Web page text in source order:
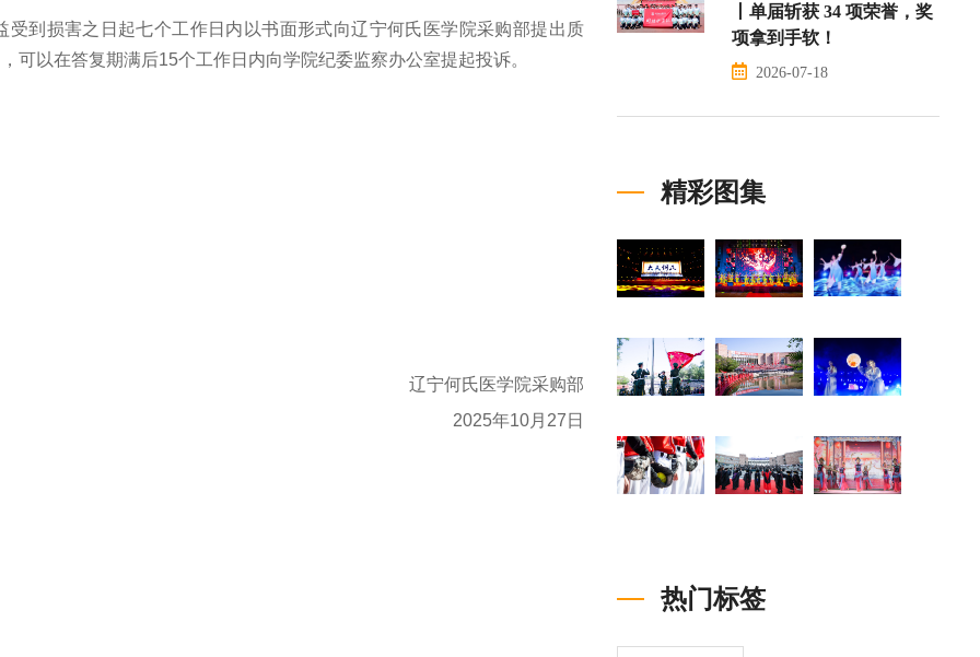
到损害之日起七个工作日内以书面形式向辽宁何氏医学院采购部提出质
可以在答复期满后15个工作日内向学院纪委监察办公室提起投诉。
辽宁何氏医学院采购部
2025年10月27日
丨单届斩获 34 项荣誉，奖
项拿到手软！
2026-07-18
精彩图集
热门标签